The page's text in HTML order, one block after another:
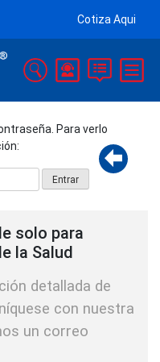
Cotiza Aqui
Para verlo
solo para
la Salud
detallada de
con nuestra
un correo